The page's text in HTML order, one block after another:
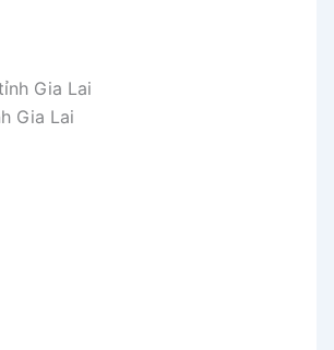
Gia Lai